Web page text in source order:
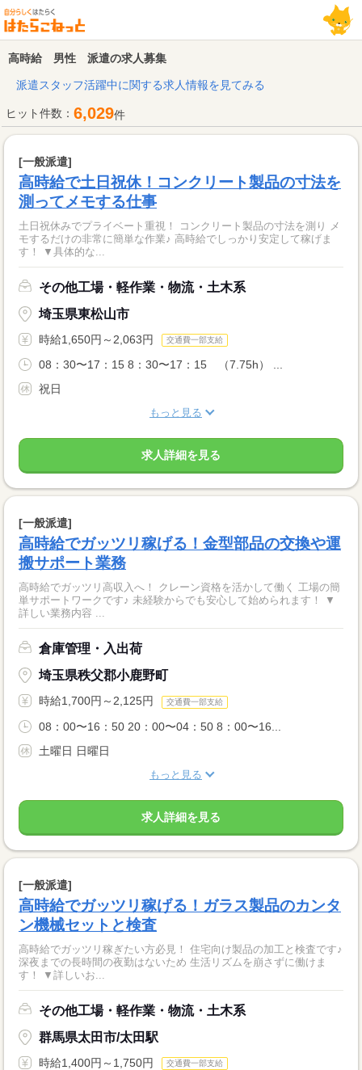
高時給 男性 派遣の求人募集
派遣スタッフ活躍中に関する求人情報を見てみる
ヒット件数： 6,029件
[一般派遣]
高時給で土日祝休！コンクリート製品の寸法を
測ってメモする仕事
土日祝休みでプライベート重視！ コンクリート製品の寸法を測り メ
モするだけの非常に簡単な作業♪ 高時給でしっかり安定して稼げま
す！ ▼具体的な...
その他工場・軽作業・物流・土木系
埼玉県東松山市
時給1,650円～2,063円 交通費一部支給
08：30〜17：15 8：30〜17：15 （7.75h） ...
祝日
もっと見る
求人詳細を見る
[一般派遣]
高時給でガッツリ稼げる！金型部品の交換や運
搬サポート業務
高時給でガッツリ高収入へ！ クレーン資格を活かして働く 工場の簡
単サポートワークです♪ 未経験からでも安心して始められます！ ▼
詳しい業務内容 ...
倉庫管理・入出荷
埼玉県秩父郡小鹿野町
時給1,700円～2,125円 交通費一部支給
08：00〜16：50 20：00〜04：50 8：00〜16...
土曜日 日曜日
もっと見る
求人詳細を見る
[一般派遣]
高時給でガッツリ稼げる！ガラス製品のカンタ
ン機械セットと検査
高時給でガッツリ稼ぎたい方必見！ 住宅向け製品の加工と検査です♪
深夜までの長時間の夜勤はないため 生活リズムを崩さずに働けま
す！ ▼詳しいお...
その他工場・軽作業・物流・土木系
群馬県太田市/太田駅
時給1,400円～1,750円 交通費一部支給